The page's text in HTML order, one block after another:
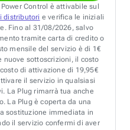
Control è attivabile sul
distributori e verifica le iniziali
Fino al 31/08/2026, salvo
tramite carta di credito o
mensile del servizio è di 1€
nuove sottoscrizioni, il costo
di attivazione di 19,95€
il servizio in qualsiasi
La Plug rimarrà tua anche
La Plug è coperta da una
sostituzione immediata in
il servizio confermi di aver